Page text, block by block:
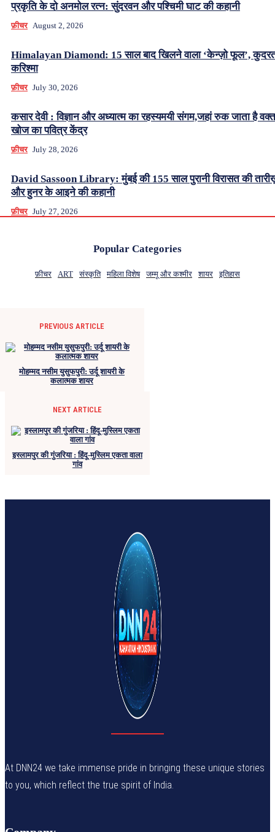
प्रकृति के दो अनमोल रत्न: सुंदरवन और पश्चिमी घाट की कहानी
फ़ीचर August 2, 2026
Himalayan Diamond: 15 साल बाद खिलने वाला ‘केन्ज़ो फूल’,
करिश्मा
फ़ीचर July 30, 2026
कसार देवी : विज्ञान और अध्यात्म का रहस्यमयी संगम,जहां रुक जाता है
खोज का पवित्र केंद्र
फ़ीचर July 28, 2026
David Sassoon Library: मुंबई की 155 साल पुरानी विरासत की
और हुनर के आइने की कहानी
फ़ीचर July 27, 2026
Popular Categories
फ़ीचर ART संस्कृति महिला विशेष जम्मू और कश्मीर शायर इतिहास
PREVIOUS ARTICLE
मोहम्मद नसीम युसुफपुरी: उर्दू शायरी के
कलात्मक शायर
NEXT ARTICLE
इस्लामपुर की गुंजरिया : हिंदू-मुस्लिम एकता वाला
गांव
At DNN24 we take immense pride in bringing these unique stories
to you, which reflect the true spirit of India.